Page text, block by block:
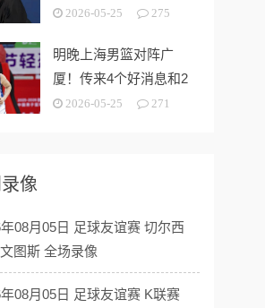
没找到赢球的办法
2026-05-25 275
明晚上海男篮对阵广
厦！传来4个好消息和2
个坏消息，能拿下开门
2026-05-25 271
像
08月05日 足球友谊赛 切尔西
图斯 全场录像
08月05日 足球友谊赛 K联赛